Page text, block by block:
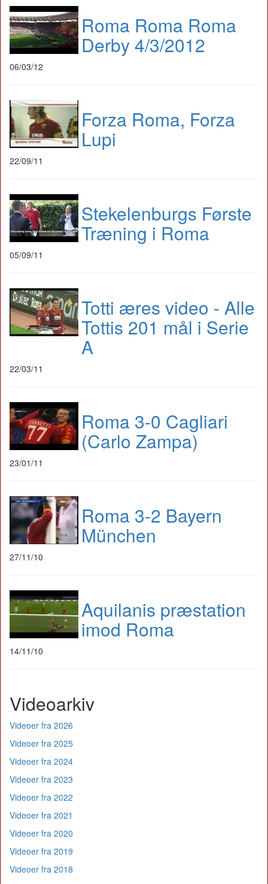
Roma Roma Roma
Derby 4/3/2012
06/03/12
Forza Roma, Forza
Lupi
22/09/11
Stekelenburgs Første
Træning i Roma
05/09/11
Totti æres video - Alle
Tottis 201 mål i Serie
A
22/03/11
Roma 3-0 Cagliari
(Carlo Zampa)
23/01/11
Roma 3-2 Bayern
München
27/11/10
Aquilanis præstation
imod Roma
14/11/10
Videoarkiv
Videoer fra 2026
Videoer fra 2025
Videoer fra 2024
Videoer fra 2023
Videoer fra 2022
Videoer fra 2021
Videoer fra 2020
Videoer fra 2019
Videoer fra 2018